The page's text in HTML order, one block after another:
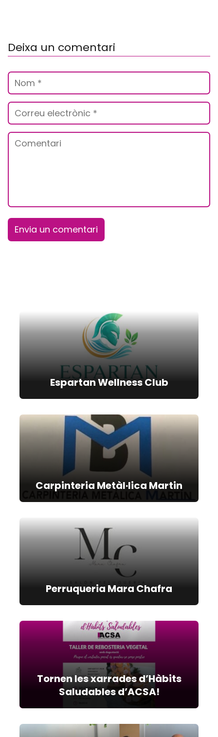
Deixa un comentari
Espartan Wellness Club
Carpinteria Metàl·lica Martin
Perruqueria Mara Chafra
Tornen les xarrades d’Hàbits
Saludables d’ACSA!